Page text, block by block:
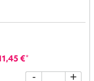
€*
- +